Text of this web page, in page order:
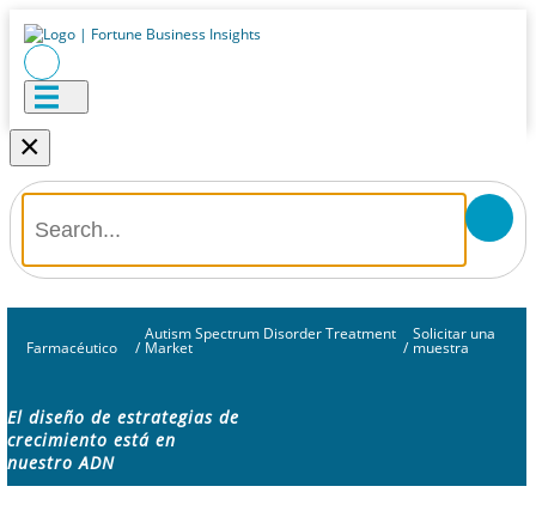
×
Farmacéutico /
Autism Spectrum Disorder Treatment
Market /
Solicitar una
muestra
El diseño de estrategias de
crecimiento está en
nuestro ADN